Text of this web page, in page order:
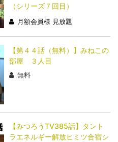
（シリーズ７回目）
月額会員様 見放題
【第４４話（無料）】みねこの
部屋 ３人目
無料
【みつろうTV385話】タント
ラエネルギー解放ヒミツ合宿シ